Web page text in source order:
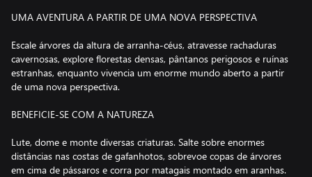
UMA AVENTURA A PARTIR DE UMA NOVA PERSPECTIVA
Escale árvores da altura de arranha-céus, atravesse rachaduras
cavernosas, explore florestas densas, pântanos perigosos e ruínas
estranhas, enquanto vivencia um enorme mundo aberto a partir
de uma nova perspectiva.
BENEFICIE-SE COM A NATUREZA
Lute, dome e monte diversas criaturas. Salte sobre enormes
distâncias nas costas de gafanhotos, sobrevoe copas de árvores
em cima de pássaros e corra por matagais montado em aranhas.